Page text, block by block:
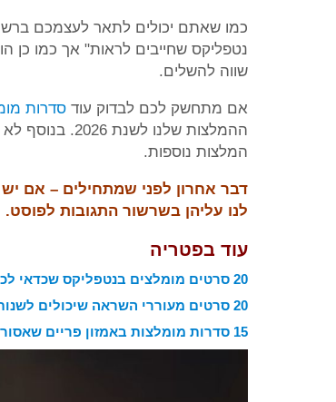
כמו שאתם יכולים לתאר לעצמכם
נטפליקס שחייבים לראות" אך כמו כן
שווה להשלים.
אם מתחשק לכם לבדוק עוד סדרות
ההמלצות שלנו לשנת 2026. בנוסף לא לשכוח להצטרף לקבוצת הפייסבוק שלנו '
המלצות נוספות.
דבר אחרון לפני שמתחילים – אם
לנו עליהן בשרשור התגובות לפוסט.
עוד בפטריה
20 סרטים מומלצים בנטפליקס שכדאי לכם להוסיף לרשימת הצפייה
20 סרטים מעוררי השראה שיכולים לשנות לכם את תפיסת העולם
15 סדרות מומלצות באמזון פריים שאסור לכם לפספס